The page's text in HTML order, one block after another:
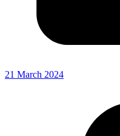
21 March 2024